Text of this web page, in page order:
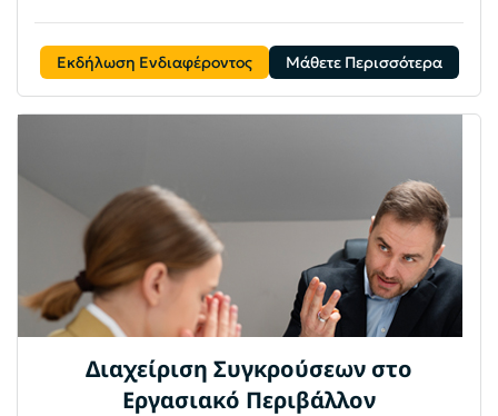
Εκδήλωση Ενδιαφέροντος Μάθετε Περισσότερα
Διαχείριση Συγκρούσεων στο
Εργασιακό Περιβάλλον